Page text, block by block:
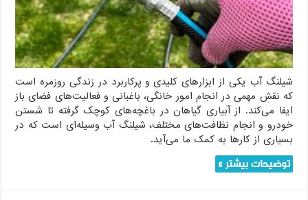
شیلنگ آب یکی از ابزارهای کلیدی و پرکاربرد در زندگی روزمره است
که نقش مهمی در انجام امور خانگی، باغبانی و فعالیت‌های فضای باز
ایفا می‌کند. از آبیاری گیاهان در باغچه‌های کوچک گرفته تا شستن
خودرو و انجام نظافت‌های مختلف، شیلنگ آب وسیله‌ای است که در
بسیاری از کارها به کمک ما می‌آید.
توضیحات بیشتر »